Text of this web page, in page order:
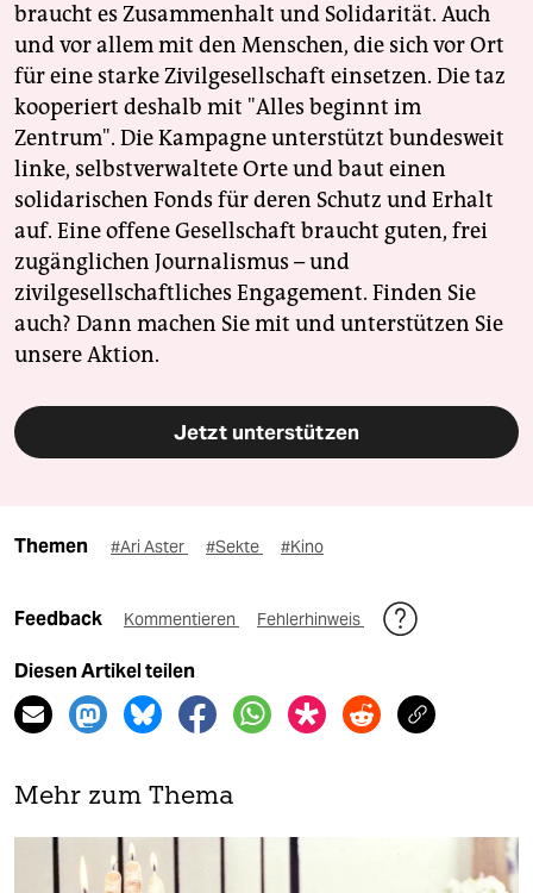
braucht es Zusammenhalt und Solidarität. Auch
und vor allem mit den Menschen, die sich vor Ort
für eine starke Zivilgesellschaft einsetzen. Die taz
kooperiert deshalb mit "Alles beginnt im
Zentrum". Die Kampagne unterstützt bundesweit
linke, selbstverwaltete Orte und baut einen
solidarischen Fonds für deren Schutz und Erhalt
auf. Eine offene Gesellschaft braucht guten, frei
zugänglichen Journalismus – und
zivilgesellschaftliches Engagement. Finden Sie
auch? Dann machen Sie mit und unterstützen Sie
unsere Aktion.
Jetzt unterstützen
Themen #Ari Aster #Sekte #Kino
Feedback Kommentieren Fehlerhinweis
Diesen Artikel teilen
Mehr zum Thema